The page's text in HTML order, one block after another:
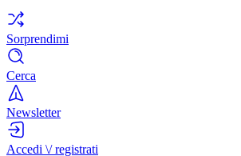
Sorprendimi
Cerca
Newsletter
Accedi \/ registrati